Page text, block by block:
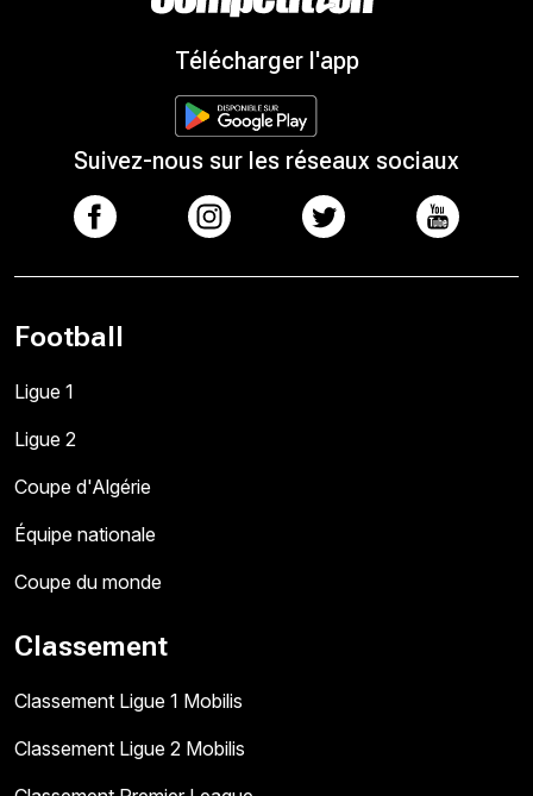
Télécharger l'app
Suivez-nous sur les réseaux sociaux
Football
Ligue 1
Ligue 2
Coupe d'Algérie
Équipe nationale
Coupe du monde
Classement
Classement Ligue 1 Mobilis
Classement Ligue 2 Mobilis